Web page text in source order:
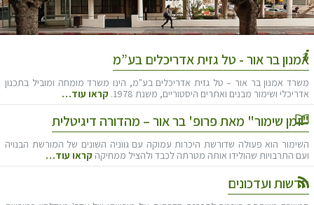
אמנון בר אור - טל גזית אדריכלים בע”מ
משרד אמנון בר אור – טל גזית אדריכלים בע"מ, הינו משרד מומחה ומוביל בתכנון
אדריכלי ושימור מבנים ואתרים היסטוריים, משנת 1978.
קראו עוד…
"זמן שימור" מאת פרופ' בר אור – מהדורה דיגיטלית
השימור הוא פעולה שדורשת היכרות עמוקה עם גווניה השונים של המורשת הבנויה
ועם התרבויות שהולידו אותה מטרתה לכבד ולהציל ממחיקה קראו עוד…
חדשות ועדכונים